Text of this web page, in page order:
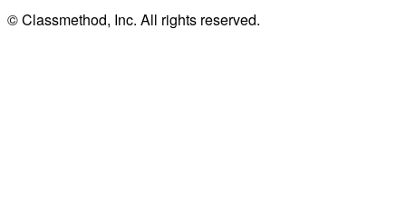
© Classmethod, Inc. All rights reserved.